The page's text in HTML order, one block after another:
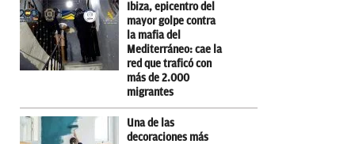
Ibiza, epicentro del
mayor golpe contra
la mafia del
Mediterráneo: cae la
red que traficó con
más de 2.000
migrantes
Una de las
decoraciones más